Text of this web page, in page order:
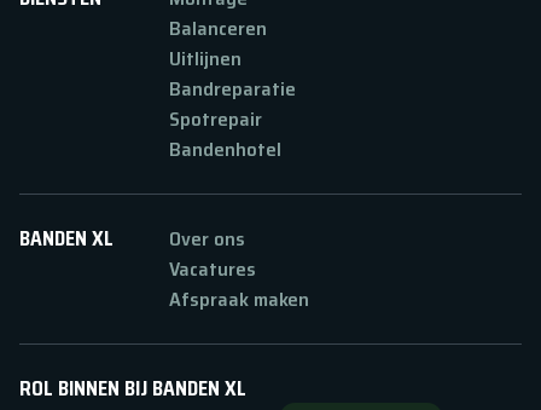
Balanceren
Uitlijnen
Bandreparatie
Spotrepair
Bandenhotel
BANDEN XL
Over ons
Vacatures
Afspraak maken
ROL BINNEN BIJ BANDEN XL